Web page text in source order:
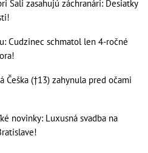
Šali zasahujú záchranári: Desiatky
Cudzinec schmatol len 4-ročné
Češka (†13) zahynula pred očami
novinky: Luxusná svadba na